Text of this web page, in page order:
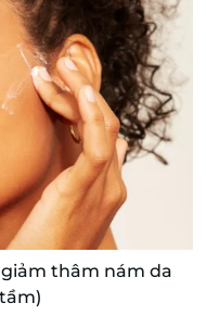
thâm nám da